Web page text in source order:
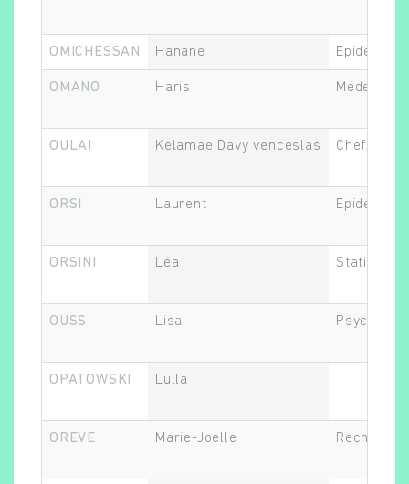
Rechercher
OMICHESSAN Hanane
OMANO Haris Médecin
OULAI Kelamae Davy venceslas Chef.fe de
ORSI Laurent
ORSINI Léa
OUSS Lisa Psychiatre
OPATOWSKI Lulla
OREVE Marie-Joelle